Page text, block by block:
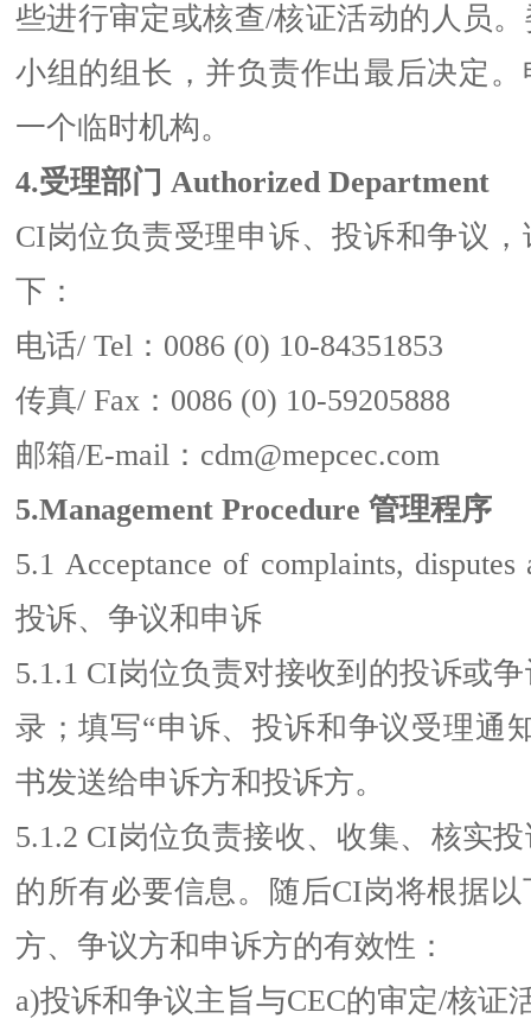
些进行审定或核查/核证活动的人员
小组的组长，并负责作出最后决定
一个临时机构。
4.受理部门 Authorized Department
CI岗位负责受理申诉、投诉和争议
下：
电话/ Tel：0086 (0) 10-84351853
传真/ Fax：0086 (0) 10-59205888
邮箱/E-mail：cdm@mepcec.com
5.Management Procedure 管理程序
5.1 Acceptance of complaints, disputes
投诉、争议和申诉
5.1.1 CI岗位负责对接收到的投诉或
录；填写“申诉、投诉和争议受理通
书发送给申诉方和投诉方。
5.1.2 CI岗位负责接收、收集、核实
的所有必要信息。随后CI岗将根据
方、争议方和申诉方的有效性：
a)投诉和争议主旨与CEC的审定/核证